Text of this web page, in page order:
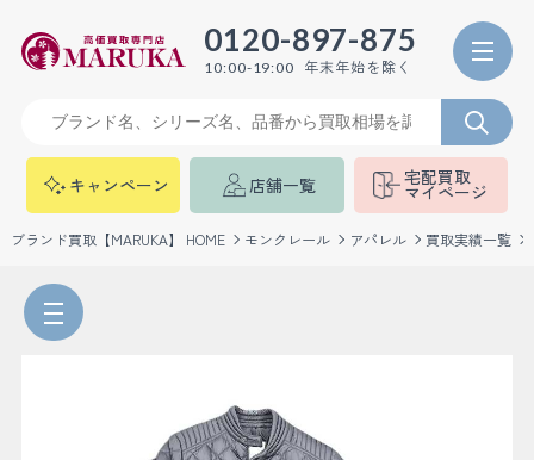
0120-897-875
10:00-19:00 年末年始を除く
キャンペーン 店舗一覧 宅配買取
マイページ
ブランド買取【MARUKA】 HOME モンクレール アパレル 買取実績一覧